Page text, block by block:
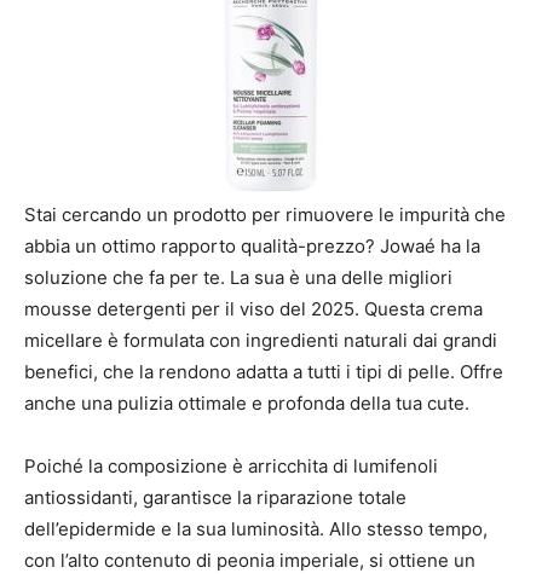
Stai cercando un prodotto per rimuovere le impurità che
abbia un ottimo rapporto qualità-prezzo? Jowaé ha la
soluzione che fa per te. La sua è una delle migliori
mousse detergenti per il viso del 2025. Questa crema
micellare è formulata con ingredienti naturali dai grandi
benefici, che la rendono adatta a tutti i tipi di pelle. Offre
anche una pulizia ottimale e profonda della tua cute.
Poiché la composizione è arricchita di lumifenoli
antiossidanti, garantisce la riparazione totale
dell’epidermide e la sua luminosità. Allo stesso tempo,
con l’alto contenuto di peonia imperiale, si ottiene un